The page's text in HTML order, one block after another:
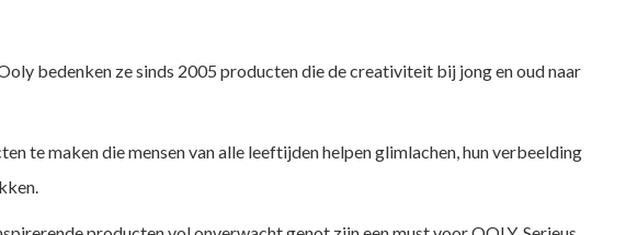
bedenken ze sinds 2005 producten die de creativiteit bij jong en oud naar
te maken die mensen van alle leeftijden helpen glimlachen, hun verbeelding